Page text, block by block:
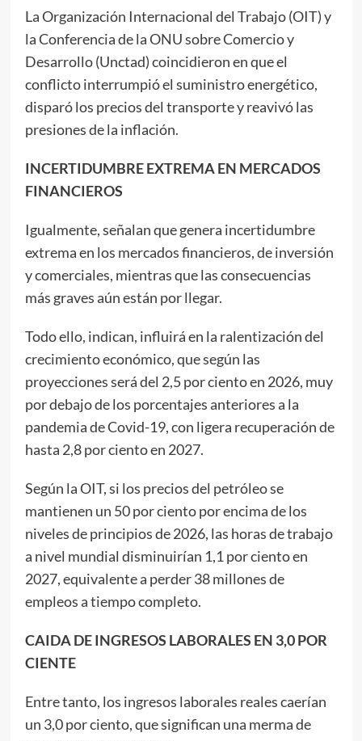
La Organización Internacional del Trabajo (OIT) y
la Conferencia de la ONU sobre Comercio y
Desarrollo (Unctad) coincidieron en que el
conflicto interrumpió el suministro energético,
disparó los precios del transporte y reavivó las
presiones de la inflación.
INCERTIDUMBRE EXTREMA EN MERCADOS
FINANCIEROS
Igualmente, señalan que genera incertidumbre
extrema en los mercados financieros, de inversión
y comerciales, mientras que las consecuencias
más graves aún están por llegar.
Todo ello, indican, influirá en la ralentización del
crecimiento económico, que según las
proyecciones será del 2,5 por ciento en 2026, muy
por debajo de los porcentajes anteriores a la
pandemia de Covid-19, con ligera recuperación de
hasta 2,8 por ciento en 2027.
Según la OIT, si los precios del petróleo se
mantienen un 50 por ciento por encima de los
niveles de principios de 2026, las horas de trabajo
a nivel mundial disminuirían 1,1 por ciento en
2027, equivalente a perder 38 millones de
empleos a tiempo completo.
CAIDA DE INGRESOS LABORALES EN 3,0 POR
CIENTE
Entre tanto, los ingresos laborales reales caerían
un 3,0 por ciento, que significan una merma de